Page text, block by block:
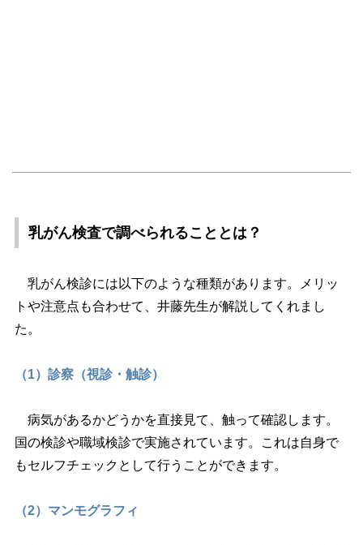
乳がん検査で調べられることとは？
乳がん検診には以下のような種類があります。メリッ
トや注意点も合わせて、井藤先生が解説してくれまし
た。
（1）診察（視診・触診）
病気があるかどうかを直接見て、触って確認します。
国の検診や職域検診で実施されています。これは自身で
もセルフチェックとして行うことができます。
（2）マンモグラフィ